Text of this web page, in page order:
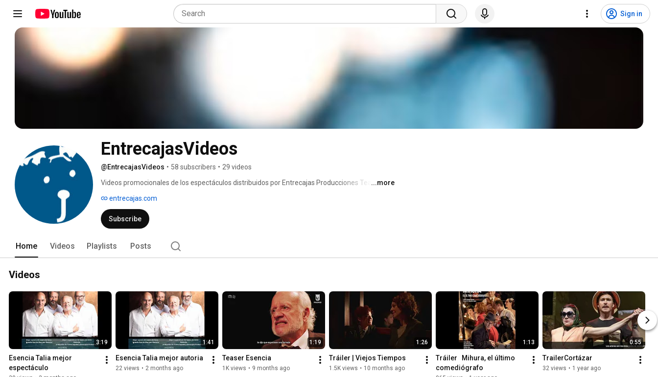
Sign in
EntrecajasVideos
@EntrecajasVideos • 58 subscribers • 29 videos
Videos promocionales de los espectáculos distribuidos por Entrecajas Producciones Teatrales
...more
entrecajas.com
Subscribe
Home Videos Playlists Posts
Videos
3:19
Esencia Talia mejor
espectáculo
1:41
Esencia Talia mejor autoria
22 views • 2 months ago
1:19
Teaser Esencia
1K views • 9 months ago
1:26
Tráiler | Viejos Tiempos
1.5K views • 10 months ago
1:13
Tráiler   Mihura, el último
comediógrafo
0:55
TrailerCortázar
32 views • 1 year ago